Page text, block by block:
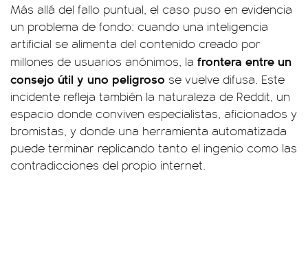
Más allá del fallo puntual, el caso puso en evidencia
un problema de fondo: cuando una inteligencia
artificial se alimenta del contenido creado por
millones de usuarios anónimos, la frontera entre un
consejo útil y uno peligroso se vuelve difusa. Este
incidente refleja también la naturaleza de Reddit, un
espacio donde conviven especialistas, aficionados y
bromistas, y donde una herramienta automatizada
puede terminar replicando tanto el ingenio como las
contradicciones del propio internet.